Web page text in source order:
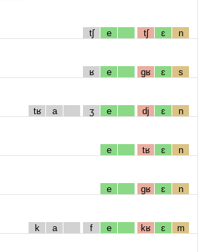
tʃ e tʃ ɛ n
ʁ e gʁ ɛ s
tʁ a ʒ e dj ɛ n
e tʁ ɛ n
e gʁ ɛ n
k a f e kʁ ɛ m